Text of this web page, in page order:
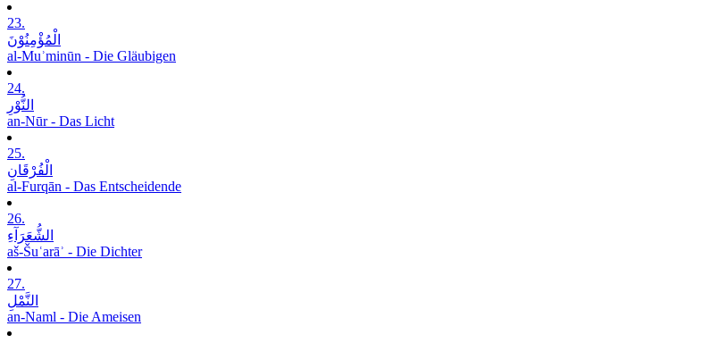
23.
الْمُؤْمِنُوْنَ
al-Muʾminūn - Die Gläubigen
24.
النُّوْرِ
an-Nūr - Das Licht
25.
الْفُرْقَانِ
al-Furqān - Das Entscheidende
26.
الشُّعَرَآءِ
aš-Šuʿarāʾ - Die Dichter
27.
النَّمْلِ
an-Naml - Die Ameisen